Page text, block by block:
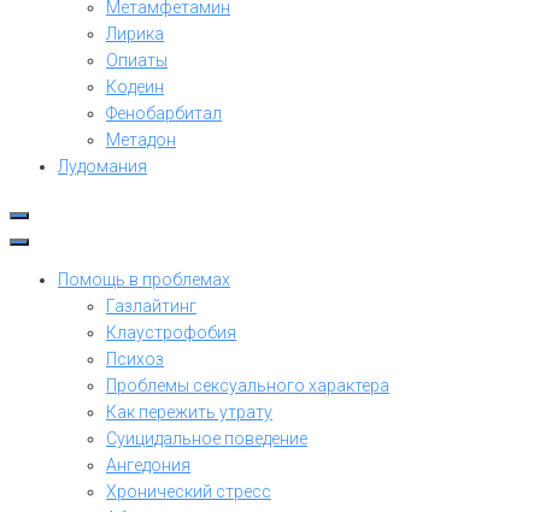
Метамфетамин
Лирика
Опиаты
Кодеин
Фенобарбитал
Метадон
Лудомания
Помощь в проблемах
Газлайтинг
Клаустрофобия
Психоз
Проблемы сексуального характера
Как пережить утрату
Суицидальное поведение
Ангедония
Хронический стресс